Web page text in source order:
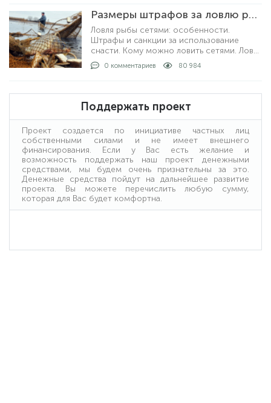
Размеры штрафов за ловлю рыбы сетями
Ловля рыбы сетями: особенности.
Штрафы и санкции за использование
снасти. Кому можно ловить сетями. Ловля
рыбы с берега и на лодке: как проходит
процедура. Получение лицензии: кто
0 комментариев 80 984
Поддержать проект
Проект создается по инициативе частных лиц
собственными силами и не имеет внешнего
финансирования. Если у Вас есть желание и
возможность поддержать наш проект денежными
средствами, мы будем очень признательны за это.
Денежные средства пойдут на дальнейшее развитие
проекта. Вы можете перечислить любую сумму,
которая для Вас будет комфортна.